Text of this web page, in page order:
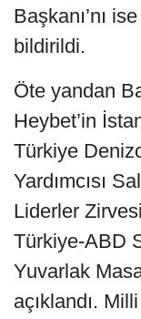
Başkanı’nı
bildirildi.
Öte yandan
Heybet’in
Türkiye
Yardımcısı
Liderler
Türkiye-ABD
Yuvarlak Masa
açıklandı.